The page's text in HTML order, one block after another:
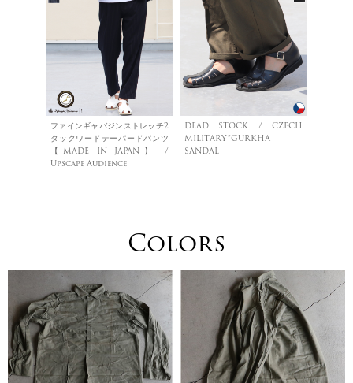
ファインギャバジンストレッチ2
タックワードテーパードパンツ
【MADE IN JAPAN】 /
Upscape Audience
DEAD STOCK / CZECH
MILITARY”GURKHA
SANDAL
Colors